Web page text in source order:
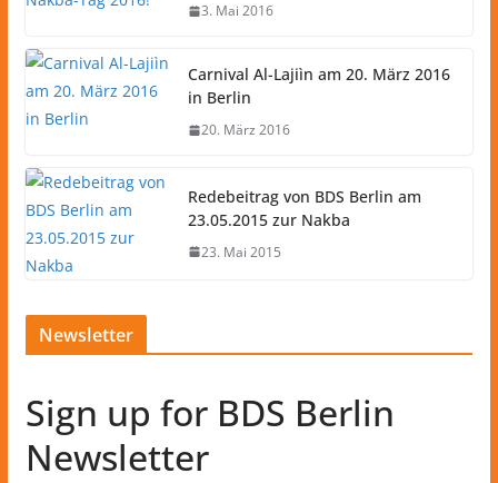
3. Mai 2016
Carnival Al-Lajiìn am 20. März 2016
in Berlin
20. März 2016
Redebeitrag von BDS Berlin am
23.05.2015 zur Nakba
23. Mai 2015
Newsletter
Sign up for BDS Berlin
Newsletter